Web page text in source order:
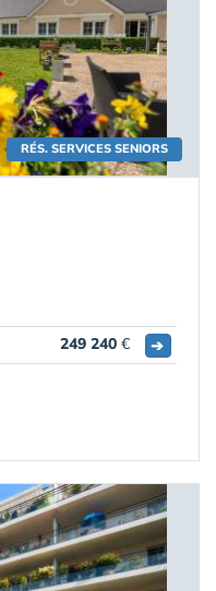
RÉS. SERVICES SENIORS
249 240 € ➔